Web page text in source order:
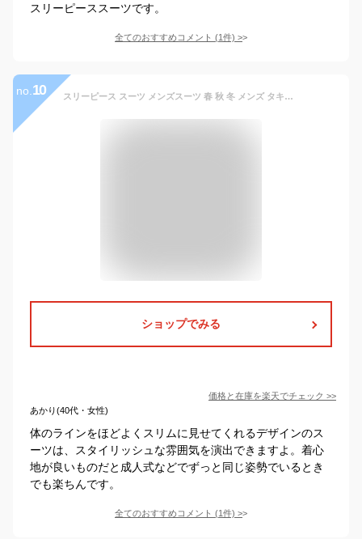
スリーピーススーツです。
全てのおすすめコメント (1件) >
no. 10 スリーピース スーツ メンズスーツ 春 秋 冬 メンズ タキシード スリム 着心地良い パンツスーツ 結婚式 紳士服 礼服 おしゃれスーツ フォーマル 二次会 成人式 ビジネス オフィス 通勤 就職活動 面接 大人 大きいサイズ 選べる「S~4XL」ブラウン
ショップでみる
価格と在庫を楽天でチェック >>
あかり(40代・女性)
体のラインをほどよくスリムに見せてくれるデザインのス
ーツは、スタイリッシュな雰囲気を演出できますよ。着心
地が良いものだと成人式などでずっと同じ姿勢でいるとき
でも楽ちんです。
全てのおすすめコメント (1件) >